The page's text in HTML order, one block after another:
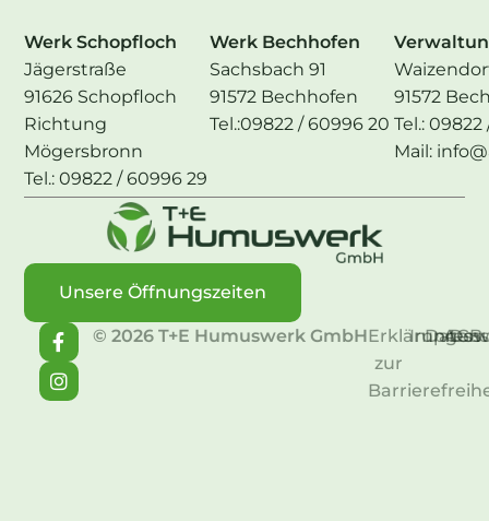
Werk Schopfloch
Jägerstraße
91626 Schopfloch
Richtung
Mögersbronn
Tel.:09822 / 60996 29
Werk Bechhofen
Sachsbach 91
91572 Bechhofen
Tel.:09822 / 60996 20
91572
Tel.:09822
Mail:
Unsere Öffnungszeiten
© 2026 T+E Humuswerk GmbHErklärung
zur
AGB